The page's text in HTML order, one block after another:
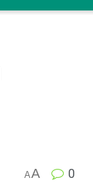
AA 0